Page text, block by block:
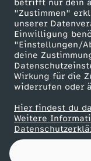
betrifft nur dein
"Zustimmen"
unserer
Einwilligung
"Einstellungen/
deine
Wirkung für die
widerrufen oder
Hier findest du
Weitere
e
A
n
a
l
Werbefernsehen
Mainzelmännchen
Partner